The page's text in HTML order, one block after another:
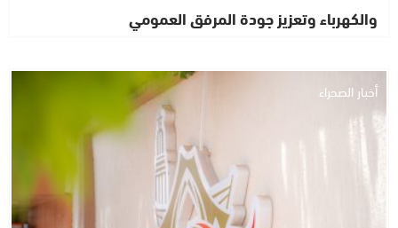
والكهرباء وتعزيز جودة المرفق العمومي
أخبار الصحراء